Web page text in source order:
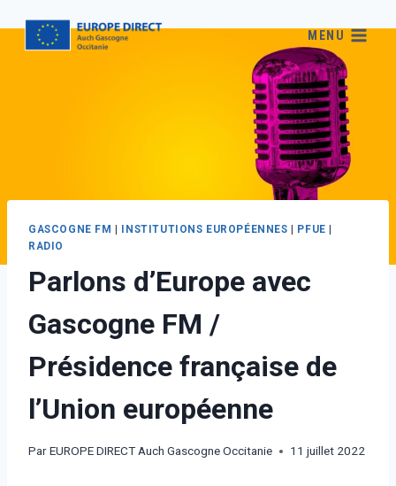
MENU
GASCOGNE FM | INSTITUTIONS EUROPÉENNES | PFUE |
RADIO
Parlons d’Europe avec
Gascogne FM /
Présidence française de
l’Union européenne
ParEUROPE DIRECT Auch Gascogne Occitanie 11 juillet 2022